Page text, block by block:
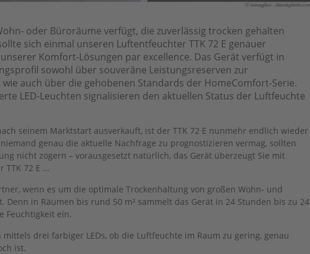
oder Büroräume verfügt, die zuverlässig trocken gehalten
sich einmal unseren Luftentfeuchter TTK 72 E genauer
Komfort-Lösungen par excellence. Das Gerät verfügt in
sowohl über souveräne Leistungsreserven zur
auch über die gehobenen Standards der HomeComfort-Serie.
LED-Leuchten signalisieren den aktuellen Status der Luftfeuchte
seinem Marktstart ausverkauft, ist der TTK 72 E nunmehr endlich wieder
genau die aktuelle Nachfrage zu prognostizieren vermag, sollten
nicht zögern – vorausgesetzt natürlich, das Gerät überzeugt Sie mit
TTK 72 E …
wenn es um die optimale Trockenhaltung von großen Wohn- und
Denn in Räumen bis rund 50 m² sammelt das Gerät in 24 Stunden bis zu 24
Feuchtigkeit ein.
drei farbiger LEDs, ob die Luftfeuchte im Raum zu gering, genau
ist.